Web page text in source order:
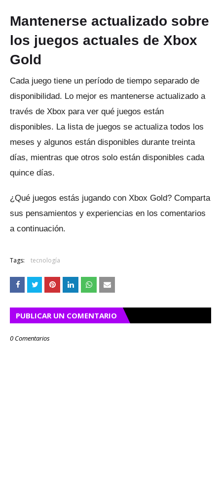
Mantenerse actualizado sobre
los juegos actuales de Xbox
Gold
Cada juego tiene un período de tiempo separado de
disponibilidad. Lo mejor es mantenerse actualizado a
través de Xbox para ver qué juegos están
disponibles. La lista de juegos se actualiza todos los
meses y algunos están disponibles durante treinta
días, mientras que otros solo están disponibles cada
quince días.
¿Qué juegos estás jugando con Xbox Gold? Comparta
sus pensamientos y experiencias en los comentarios
a continuación.
Tags: tecnología
PUBLICAR UN COMENTARIO
0 Comentarios